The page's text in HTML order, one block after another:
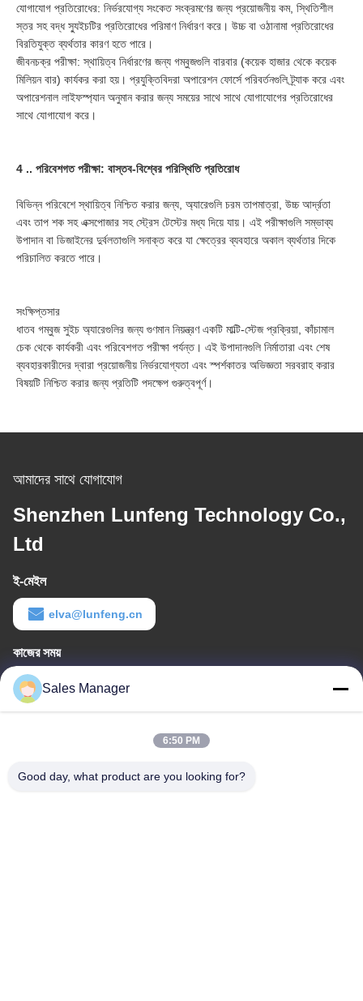
যোগাযোগ প্রতিরোধের: নির্ভরযোগ্য সংকেত সংক্রমণের জন্য প্রয়োজনীয় কম, স্থিতিশীল
স্তর সহ বদ্ধ স্যুইচটির প্রতিরোধের পরিমাণ নির্ধারণ করে। উচ্চ বা ওঠানামা প্রতিরোধের
বিরতিযুক্ত ব্যর্থতার কারণ হতে পারে।
জীবনচক্র পরীক্ষা: স্থায়িত্ব নির্ধারণের জন্য গম্বুজগুলি বারবার (কয়েক হাজার থেকে কয়েক
মিলিয়ন বার) কার্যকর করা হয়। প্রযুক্তিবিদরা অপারেশন ফোর্সে পরিবর্তনগুলি ট্র্যাক করে এবং
অপারেশনাল লাইফস্প্যান অনুমান করার জন্য সময়ের সাথে সাথে যোগাযোগের প্রতিরোধের
সাথে যোগাযোগ করে।
4 .. পরিবেশগত পরীক্ষা: বাস্তব-বিশ্বের পরিস্থিতি প্রতিরোধ
বিভিন্ন পরিবেশে স্থায়িত্ব নিশ্চিত করার জন্য, অ্যারেগুলি চরম তাপমাত্রা, উচ্চ আর্দ্রতা
এবং তাপ শক সহ এক্সপোজার সহ স্ট্রেস টেস্টের মধ্য দিয়ে যায়। এই পরীক্ষাগুলি সম্ভাব্য
উপাদান বা ডিজাইনের দুর্বলতাগুলি সনাক্ত করে যা ক্ষেত্রের ব্যবহারে অকাল ব্যর্থতার দিকে
পরিচালিত করতে পারে।
সংক্ষিপ্তসার
ধাতব গম্বুজ সুইচ অ্যারেগুলির জন্য গুণমান নিয়ন্ত্রণ একটি মাল্টি-স্টেজ প্রক্রিয়া, কাঁচামাল
চেক থেকে কার্যকরী এবং পরিবেশগত পরীক্ষা পর্যন্ত। এই উপাদানগুলি নির্মাতারা এবং শেষ
ব্যবহারকারীদের দ্বারা প্রয়োজনীয় নির্ভরযোগ্যতা এবং স্পর্শকাতর অভিজ্ঞতা সরবরাহ করার
বিষয়টি নিশ্চিত করার জন্য প্রতিটি পদক্ষেপ গুরুত্বপূর্ণ।
আমাদের সাথে যোগাযোগ
Shenzhen Lunfeng Technology Co.,
Ltd
ই-মেইল
elva@lunfeng.cn
কাজের সময়
8:00-24:00
আমাদের ঠিকানা
জেলা, Shenzhen, Guangdong, China
Sales Manager
6:50 PM
Good day, what product are you looking for?